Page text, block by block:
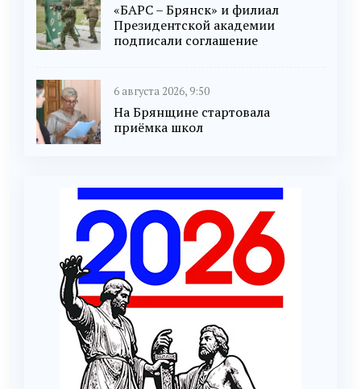
«БАРС – Брянск» и филиал
Президентской академии
подписали соглашение
6 августа 2026, 9:50
На Брянщине стартовала
приёмка школ